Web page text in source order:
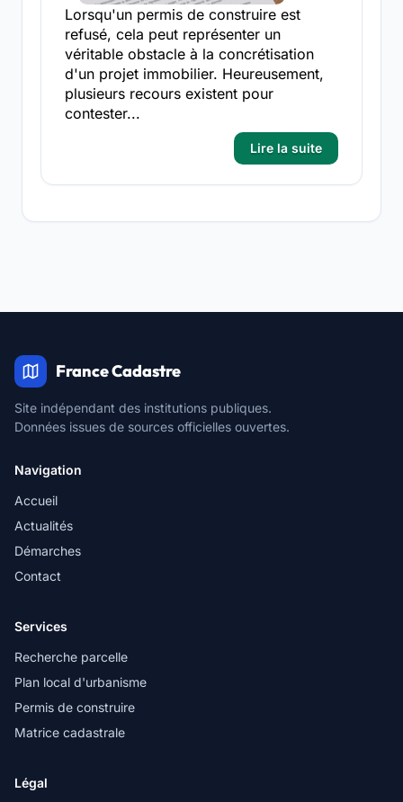
Lorsqu'un permis de construire est
refusé, cela peut représenter un
véritable obstacle à la concrétisation
d'un projet immobilier. Heureusement,
plusieurs recours existent pour
contester...
Lire la suite
France Cadastre
Site indépendant des institutions publiques.
Données issues de sources officielles ouvertes.
Navigation
Accueil
Actualités
Démarches
Contact
Services
Recherche parcelle
Plan local d'urbanisme
Permis de construire
Matrice cadastrale
Légal